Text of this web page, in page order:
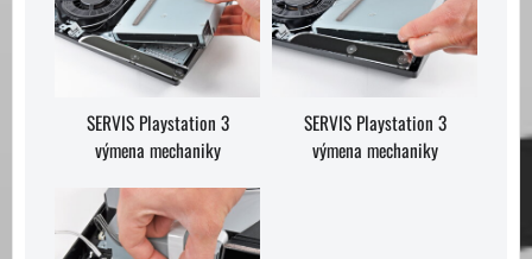
SERVIS Playstation 3
výmena mechaniky
SERVIS Playstation 3
výmena mechaniky